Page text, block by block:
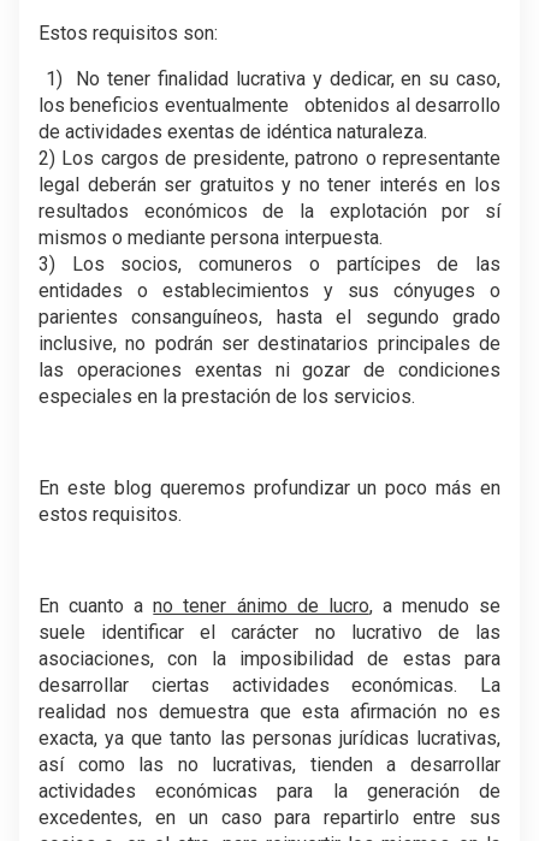
Estos requisitos son:
1) No tener finalidad lucrativa y dedicar, en su caso,
los beneficios eventualmente obtenidos al desarrollo
de actividades exentas de idéntica naturaleza.
2) Los cargos de presidente, patrono o representante
legal deberán ser gratuitos y no tener interés en los
resultados económicos de la explotación por sí
mismos o mediante persona interpuesta.
3) Los socios, comuneros o partícipes de las
entidades o establecimientos y sus cónyuges o
parientes consanguíneos, hasta el segundo grado
inclusive, no podrán ser destinatarios principales de
las operaciones exentas ni gozar de condiciones
especiales en la prestación de los servicios.
En este blog queremos profundizar un poco más en
estos requisitos.
En cuanto ano tener ánimo de lucro, a menudo se
suele identificar el carácter no lucrativo de las
asociaciones, con la imposibilidad de estas para
desarrollar ciertas actividades económicas. La
realidad nos demuestra que esta afirmación no es
exacta, ya que tanto las personas jurídicas lucrativas,
así como las no lucrativas, tienden a desarrollar
actividades económicas para la generación de
excedentes, en un caso para repartirlo entre sus